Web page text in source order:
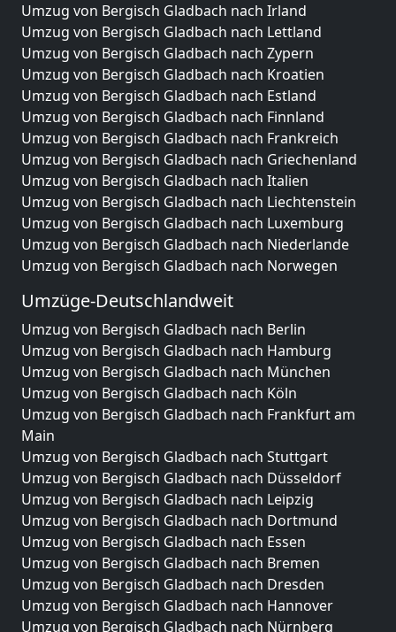
Umzug von Bergisch Gladbach nach Irland
Umzug von Bergisch Gladbach nach Lettland
Umzug von Bergisch Gladbach nach Zypern
Umzug von Bergisch Gladbach nach Kroatien
Umzug von Bergisch Gladbach nach Estland
Umzug von Bergisch Gladbach nach Finnland
Umzug von Bergisch Gladbach nach Frankreich
Umzug von Bergisch Gladbach nach Griechenland
Umzug von Bergisch Gladbach nach Italien
Umzug von Bergisch Gladbach nach Liechtenstein
Umzug von Bergisch Gladbach nach Luxemburg
Umzug von Bergisch Gladbach nach Niederlande
Umzug von Bergisch Gladbach nach Norwegen
Umzüge-Deutschlandweit
Umzug von Bergisch Gladbach nach Berlin
Umzug von Bergisch Gladbach nach Hamburg
Umzug von Bergisch Gladbach nach München
Umzug von Bergisch Gladbach nach Köln
Umzug von Bergisch Gladbach nach Frankfurt am
Main
Umzug von Bergisch Gladbach nach Stuttgart
Umzug von Bergisch Gladbach nach Düsseldorf
Umzug von Bergisch Gladbach nach Leipzig
Umzug von Bergisch Gladbach nach Dortmund
Umzug von Bergisch Gladbach nach Essen
Umzug von Bergisch Gladbach nach Bremen
Umzug von Bergisch Gladbach nach Dresden
Umzug von Bergisch Gladbach nach Hannover
Umzug von Bergisch Gladbach nach Nürnberg